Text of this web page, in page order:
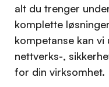
alt du trenger
komplette
kompetanse kan
nettverks-,
for din virksomhet.